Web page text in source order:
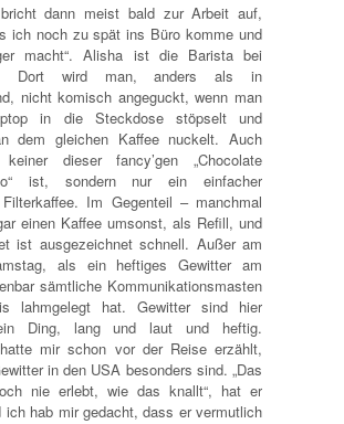
dann meist bald zur Arbeit auf,
ich noch zu spät ins Büro komme und
macht“. Alisha ist die Barista bei
Dort wird man, anders als in
nicht komisch angeguckt, wenn man
in die Steckdose stöpselt und
dem gleichen Kaffee nuckelt. Auch
dieser fancy’gen „Chocolate
ist, sondern nur ein einfacher
Im Gegenteil – manchmal
einen Kaffee umsonst, als Refill, und
ist ausgezeichnet schnell. Außer am
als ein heftiges Gewitter am
sämtliche Kommunikationsmasten
lahmgelegt hat. Gewitter sind hier
Ding, lang und laut und heftig.
mir schon vor der Reise erzählt,
in den USA besonders sind. „Das
nie erlebt, wie das knallt“, hat er
ich hab mir gedacht, dass er vermutlich